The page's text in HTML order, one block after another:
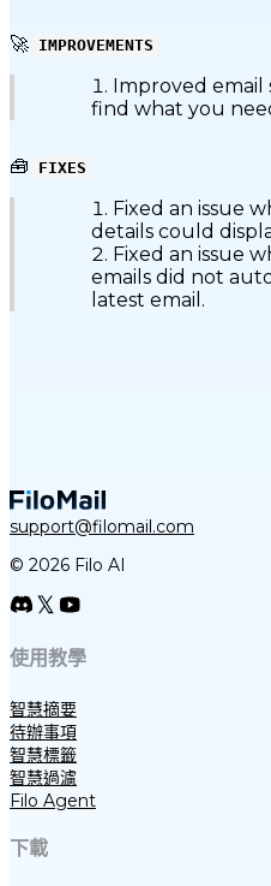
🚀 IMPROVEMENTS
Improved email
find what you
🧰 FIXES
Fixed an issue
details could
Fixed an issue
emails did not
latest email.
support@filomail.com
© 2026 Filo AI
使用教學
智慧摘要
待辦事項
智慧標籤
智慧過濾
Filo Agent
下載